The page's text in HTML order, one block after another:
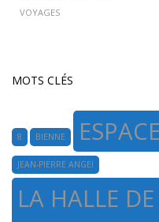
VOYAGES
MOTS CLÉS
8 BIENNE
JEAN-PIERRE ANGEI
LA HALLE